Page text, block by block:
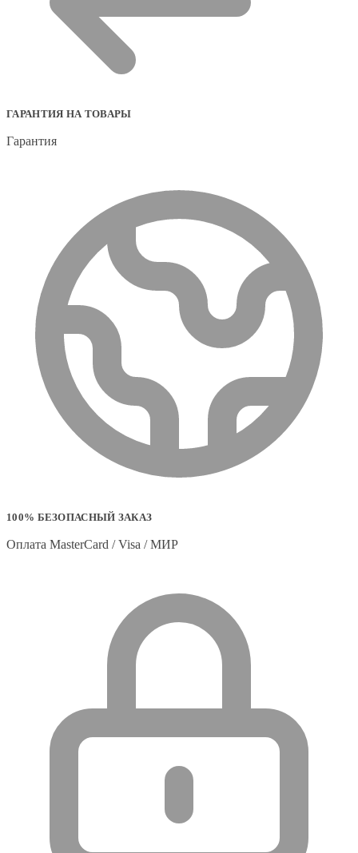
ГАРАНТИЯ НА ТОВАРЫ
Гарантия
100% БЕЗОПАСНЫЙ ЗАКАЗ
Оплата MasterCard / Visa / МИР